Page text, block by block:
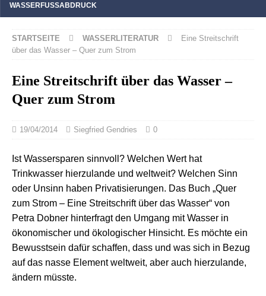
WASSERFUSSABDRUCK
STARTSEITE WASSERLITERATUR
Eine Streitschrift
über das Wasser – Quer zum Strom
Eine Streitschrift über das Wasser –
Quer zum Strom
19/04/2014 Siegfried Gendries 0
Ist Wassersparen sinnvoll? Welchen Wert hat
Trinkwasser hierzulande und weltweit? Welchen Sinn
oder Unsinn haben Privatisierungen. Das Buch „Quer
zum Strom – Eine Streitschrift über das Wasser“ von
Petra Dobner hinterfragt den Umgang mit Wasser in
ökonomischer und ökologischer Hinsicht. Es möchte ein
Bewusstsein dafür schaffen, dass und was sich in Bezug
auf das nasse Element weltweit, aber auch hierzulande,
ändern müsste.